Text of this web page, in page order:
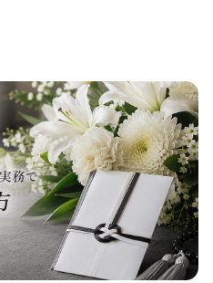
封筒表書きの実務で後悔し
び方